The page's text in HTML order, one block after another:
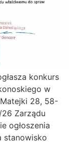
konkurs
w
28, 58-
Zarządu
ogłoszenia
stanowisko